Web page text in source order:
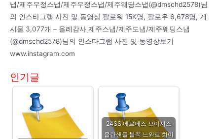
냅/제주우정스냅/제주우정스냅/제주웨딩스냅(@dmschd2578)님
의 인스타그램 사진 및 동영상 팔로워 15K명, 팔로우 6,678명, 게
시물 3,077개 – 올레감사 제주스냅/제주도냅/제주웨딩스냅
(@dmschd2578)님의 인스타그램 사진 및 동영상보기
www.instagram.com
인기글
24SS 에르메스 오아시스
올란샌들 블랙 느와르 화이